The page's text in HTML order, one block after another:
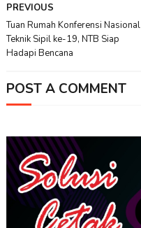
PREVIOUS
Tuan Rumah Konferensi Nasional
Teknik Sipil ke-19, NTB Siap
Hadapi Bencana
POST A COMMENT